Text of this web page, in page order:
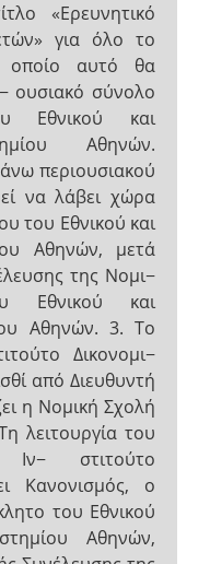
«Ερευνητικό
για όλο το
οποίο αυτό θα
ουσιακό σύνολο
Εθνικού και
Αθηνών.
περιουσιακού
να λάβει χώρα
του Εθνικού και
Αθηνών, μετά
της Νομι−
Εθνικού και
Αθηνών. 3. Το
Δικονομι−
από Διευθυντή
η Νομική Σχολή
λειτουργία του
Ιν− στιτούτο
Κανονισμός, ο
του Εθνικού
Αθηνών,